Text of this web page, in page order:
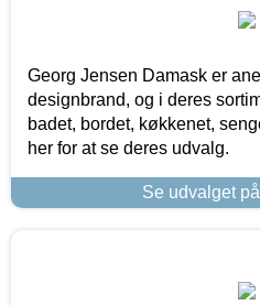
Georg Jensen Damask er
designbrand, og i deres
badet, bordet, køkkenet,
her for at se deres udvalg.
Se udvalget